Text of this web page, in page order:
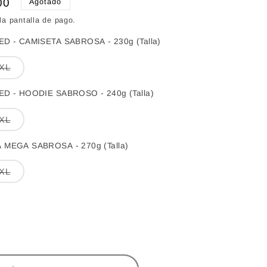
Agotado
pantalla de pago.
- CAMISETA SABROSA - 230g (Talla)
Variante
agotada
no- HOODIE SABROSO - 240g (Talla)
Variante
agotada
no
MEGA SABROSA - 270g (Talla)
Variante
agotada